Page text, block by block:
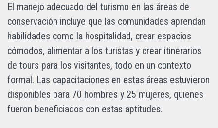
El manejo adecuado del turismo en las áreas de
conservación incluye que las comunidades aprendan
habilidades como la hospitalidad, crear espacios
cómodos, alimentar a los turistas y crear itinerarios
de tours para los visitantes, todo en un contexto
formal. Las capacitaciones en estas áreas estuvieron
disponibles para 70 hombres y 25 mujeres, quienes
fueron beneficiados con estas aptitudes.